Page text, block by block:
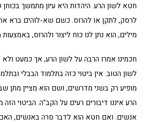
חטא לשון הרע. היהדות היא עיון מתמשך
לרסק, לתקן או להרוס. כשם שא-לוהים ברא
מילים, הוא נתן לנו כוח ליצור ולהרוס,
חכמינו אמרו הרבה על לשון הרע, אך כמעט
לשון הטוב. אין ביטוי כזה בתלמוד הבבלי
מופיע רק בשני מדרשים, ושם הוא מציין מתן
הרע איננו דיבורים רעים על הקב"ה. הביטוי הזה
אנשים. ואם חטא הוא לדבר סרה באנשים, האם